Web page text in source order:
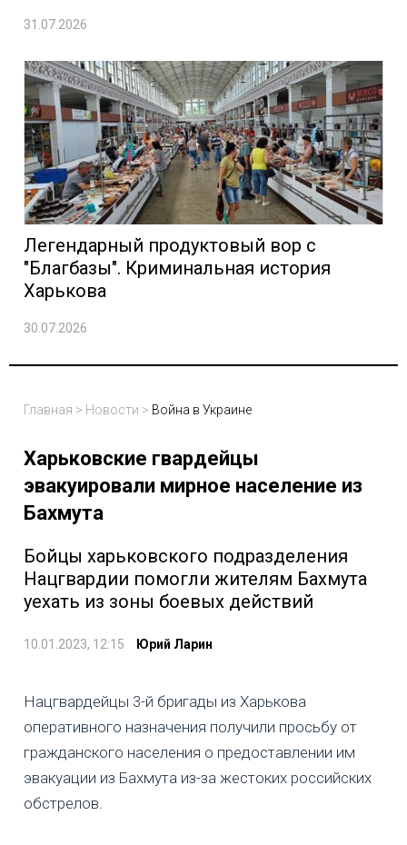
31.07.2026
Легендарный продуктовый вор с
"Благбазы". Криминальная история
Харькова
30.07.2026
Главная > Новости > Война в Украине
Харьковские гвардейцы
эвакуировали мирное население из
Бахмута
Бойцы харьковского подразделения
Нацгвардии помогли жителям Бахмута
уехать из зоны боевых действий
10.01.2023, 12:15 Юрий Ларин
Нацгвардейцы 3-й бригады из Харькова
оперативного назначения получили просьбу от
гражданского населения о предоставлении им
эвакуации из Бахмута из-за жестоких российских
обстрелов.